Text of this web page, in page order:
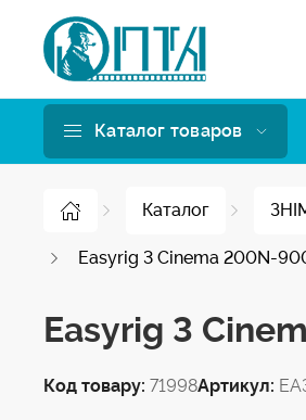
Каталог товаров
Каталог
Easyrig 3 Cinema 200N-
Easyrig 3
Код товару: 71998Артикул: